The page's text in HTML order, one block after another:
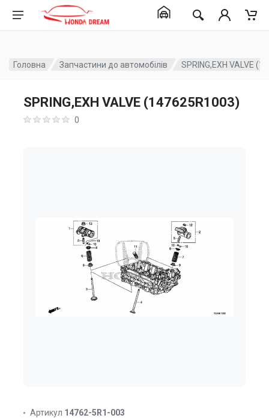
Головна Запчастини до автомобілів SPRING,EXH VALVE
SPRING,EXH VALVE (147625R1003)
0
Артикул 14762-5R1-003